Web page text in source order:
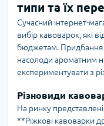
типи та їх
Сучасний інтернет-
вибір кавоварок, які
бюджетам. Придбання
насолоди ароматним
експериментувати з
Різновиди
На ринку
**Ріжкові кавоварки